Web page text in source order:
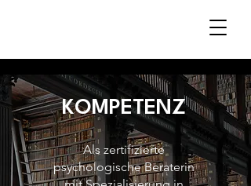
KOMPETENZ
Als zertifizierte
psychologische Beraterin